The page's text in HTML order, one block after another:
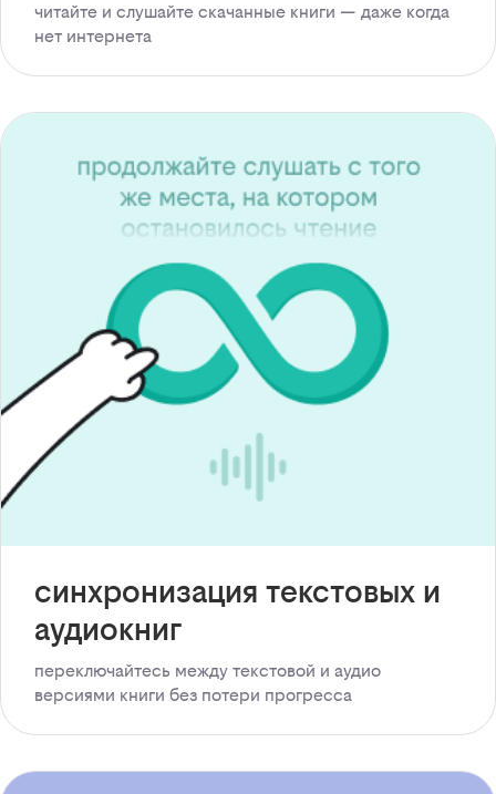
читайте и слушайте скачанные книги — даже когда
нет интернета
синхронизация текстовых и
аудиокниг
переключайтесь между текстовой и аудио
версиями книги без потери прогресса